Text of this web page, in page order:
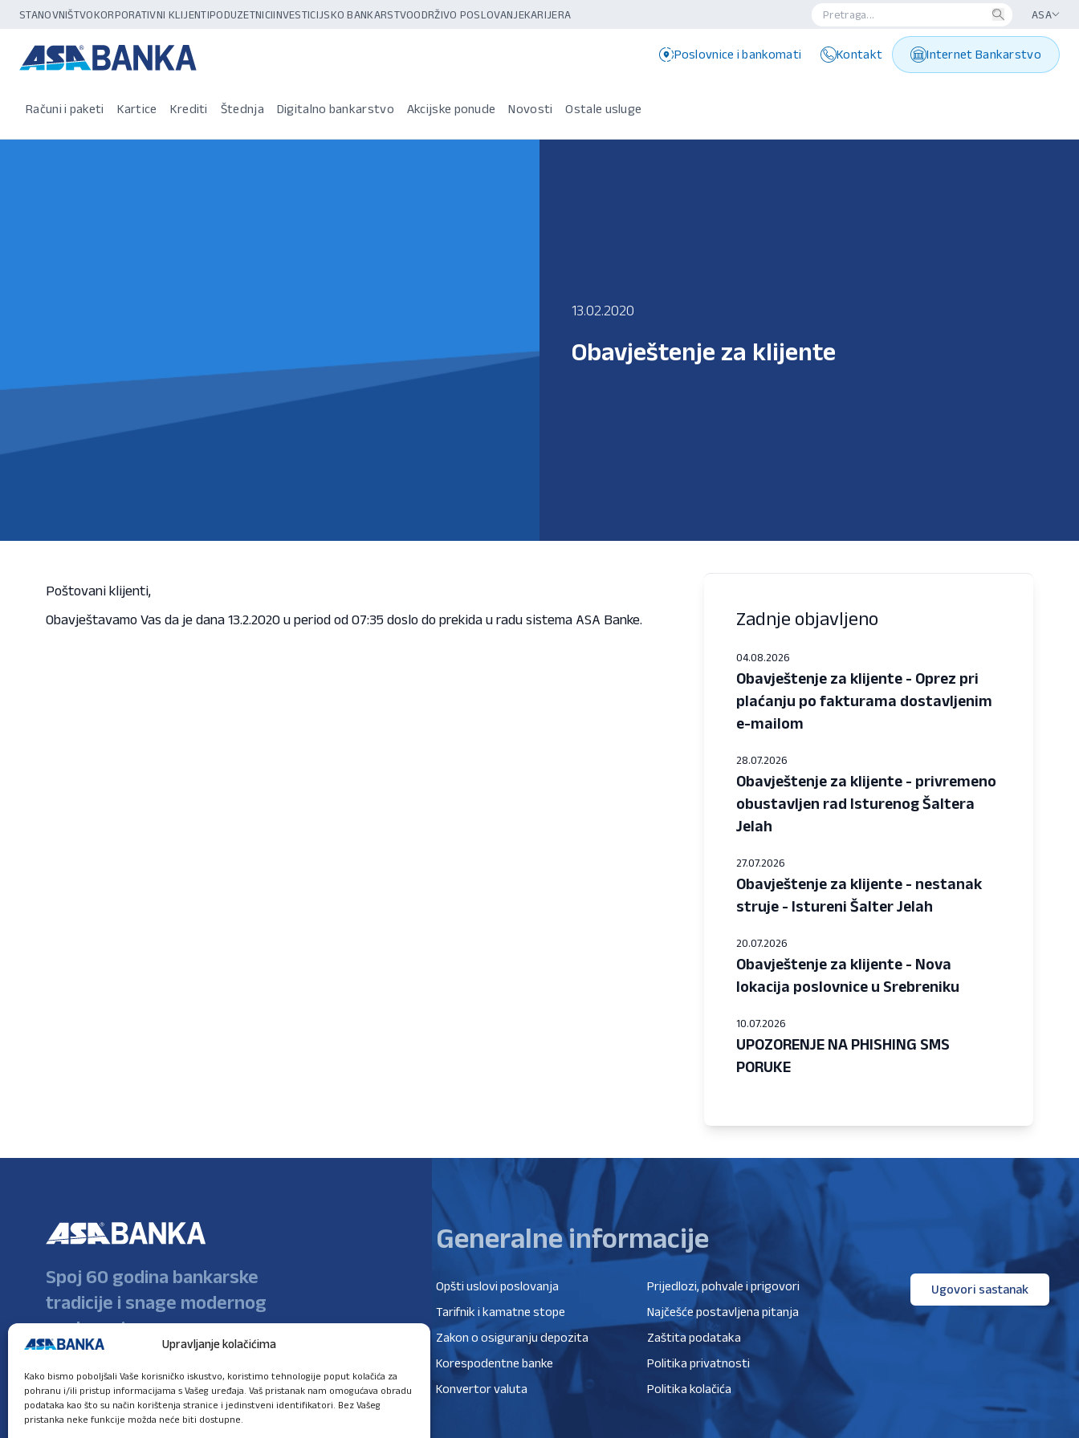
Upravljanje kolačićima
Kako bismo poboljšali Vaše korisničko iskustvo, koristimo tehnologije poput kolačića za
pohranu i/ili pristup informacijama s Vašeg uređaja. Vaš pristanak nam omogućava obradu
podataka kao što su način korištenja stranice i jedinstveni identifikatori. Bez Vašeg
pristanka neke funkcije možda neće biti dostupne.
STANOVNIŠTVOKORPORATIVNI KLIJENTIPODUZETNICIINVESTICIJSKO BANKARSTVOODRŽIVO POSLOVANJEKARIJERA ASA
Poslovnice i bankomati Kontakt Internet Bankarstvo
Računi i paketi Kartice Krediti Štednja Digitalno bankarstvo Akcijske ponude Novosti Ostale usluge
13.02.2020
Obavještenje za klijente
Poštovani klijenti,
Obavještavamo Vas da je dana 13.2.2020 u period od 07:35 doslo do prekida u radu sistema ASA Banke.
Zadnje objavljeno
04.08.2026
Obavještenje za klijente - Oprez pri
plaćanju po fakturama dostavljenim
e-mailom
28.07.2026
Obavještenje za klijente - privremeno
obustavljen rad Isturenog Šaltera
Jelah
27.07.2026
Obavještenje za klijente - nestanak
struje - Istureni Šalter Jelah
20.07.2026
Obavještenje za klijente - Nova
lokacija poslovnice u Srebreniku
10.07.2026
UPOZORENJE NA PHISHING SMS
PORUKE
Spoj 60 godina bankarske
tradicije i snage modernog
poslovanja
Generalne informacije
Opšti uslovi poslovanja
Tarifnik i kamatne stope
Zakon o osiguranju depozita
Korespodentne banke
Konvertor valuta
Prijedlozi, pohvale i prigovori
Najčešće postavljena pitanja
Zaštita podataka
Politika privatnosti
Politika kolačića
Ugovori sastanak